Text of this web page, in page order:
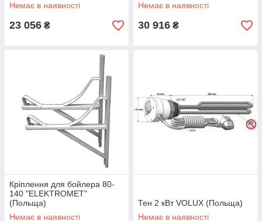
Немає в наявності
23 056 ₴
Немає в наявності
30 916 ₴
Кріплення для бойлера 80-
140 "ELEKTROMET"
(Польща)
Немає в наявності
Тен 2 кВт VOLUX (Польща)
Немає в наявності